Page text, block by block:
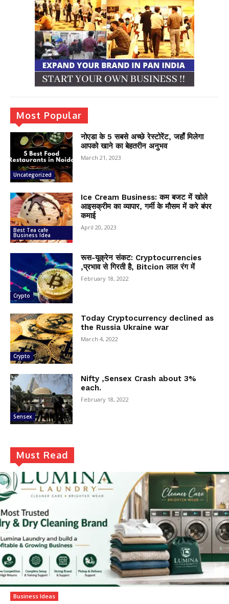
Most Popular
Uncategorized
नोएडा के 5 सबसे अच्छे रेस्टोरेंट, जहाँ मिलेगा
आपको खाने का बेहतरीन अनुभव
March 21, 2023
Best Tea cafe
Business Idea
Ice Cream Business: कम बजट में खोले
आइसक्रीम का व्यापार, गर्मी के मौसम में करे बंपर
कमाई
April 20, 2023
Crypto
रूस-यूक्रेन संकट: Cryptocurrencies
,प्रभाव से गिरती है, Bitcion लाल रंग में
February 18, 2022
Crypto
Today Cryptocurrency declined as
the Russia Ukraine war
March 4, 2022
Sensex
Nifty ,Sensex Crash about 3%
each.
February 18, 2022
Must Read
Business Ideas